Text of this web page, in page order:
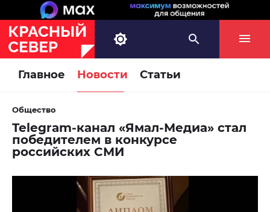
Главное Новости Статьи
Общество
Telegram-канал «Ямал-Медиа» стал
победителем в конкурсе
российских СМИ